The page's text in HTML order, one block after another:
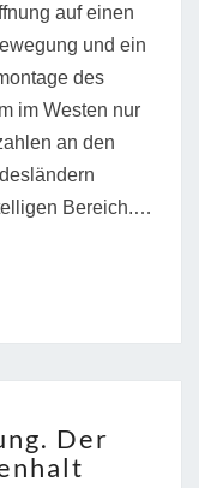
auf einen
und ein
des
im Westen nur
an den
Bereich.…
Der